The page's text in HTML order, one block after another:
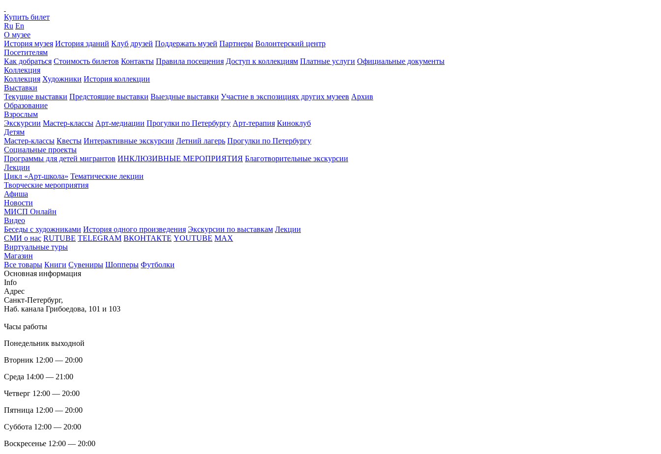
Купить билет
Ru En
О музее
История музея История зданий Клуб друзей Поддержать музей Партнеры Волонтерский центр
Посетителям
Как добраться Стоимость билетов Контакты Правила посещения Доступ к коллекциям Платные услуги Официальные документы
Коллекция
Коллекция Художники История коллекции
Выставки
Текущие выставки Предстоящие выставки Выездные выставки Участие в экспозициях других музеев Архив
Образование
Взрослым
Экскурсии Мастер-классы Арт-медиации Прогулки по Петербургу Арт-терапия Киноклуб
Детям
Мастер-классы Квесты Интерактивные экскурсии Летний лагерь Прогулки по Петербургу
Социальные проекты
Программы для детей мигрантов ИНКЛЮЗИВНЫЕ МЕРОПРИЯТИЯ Благотворительные экскурсии
Лекции
Цикл «Арт-школа» Тематические лекции
Творческие мероприятия
Афиша
Новости
МИСП Онлайн
Видео
Беседы с художниками История одного произведения Экскурсии по выставкам Лекции
СМИ о нас RUTUBE TELEGRAM ВКОНТАКТЕ YOUTUBE MAX
Виртуальные туры
Магазин
Все товары Книги Сувениры Шопперы Футболки
Основная информация
Info
Адрес
Санкт-Петербург,
Наб. канала Грибоедова, 101 и 103
Часы работы
Понедельник выходной
Вторник 12:00 — 20:00
Среда 14:00 — 21:00
Четверг 12:00 — 20:00
Пятница 12:00 — 20:00
Суббота 12:00 — 20:00
Воскресенье 12:00 — 20:00